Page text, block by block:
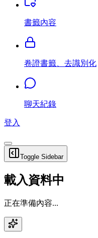
書籤內容
卷證書籤、去識別化
聊天紀錄
登入
Toggle Sidebar
載入資料中
正在準備內容...